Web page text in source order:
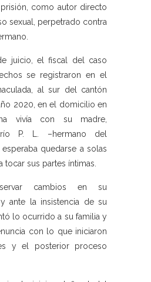
como autor directo
sexual, perpetrado contra
juicio, el fiscal del caso
se registraron en el
al sur del cantón
2020, en el domicilio en
vivía con su madre,
P. L. –hermano del
quedarse a solas
tocar sus partes íntimas.
cambios en su
ante la insistencia de su
lo ocurrido a su familia y
con lo que iniciaron
y el posterior proceso